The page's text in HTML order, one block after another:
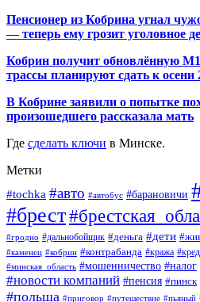
Пенсионер из Кобрина угнал
— теперь ему грозит уголовное
Кобрин получит обновлённую
трассы планируют сдать к осени
В Кобрине заявили о попытке
произошедшего рассказала мать
Где сделать ключи в Минске.
Метки
#tochka #авто #автобус #барановичи
#брест
#гродно #дальнобойщик #деньга #дети
#каменец #кобрин #контрабанда #кража
#минская_область #мошенничество #налог
#новости компаний #пенсия #пинск
#польша #приговор #путешествие #пьяный